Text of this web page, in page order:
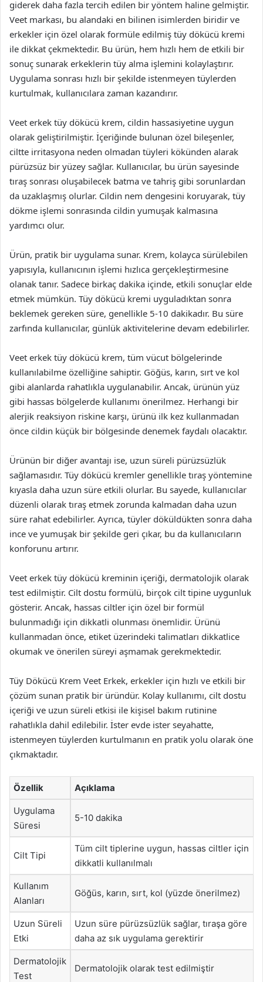
giderek daha fazla tercih edilen bir yöntem haline gelmiştir.
Veet markası, bu alandaki en bilinen isimlerden biridir ve
erkekler için özel olarak formüle edilmiş tüy dökücü kremi
ile dikkat çekmektedir. Bu ürün, hem hızlı hem de etkili bir
sonuç sunarak erkeklerin tüy alma işlemini kolaylaştırır.
Uygulama sonrası hızlı bir şekilde istenmeyen tüylerden
kurtulmak, kullanıcılara zaman kazandırır.
Veet erkek tüy dökücü krem, cildin hassasiyetine uygun
olarak geliştirilmiştir. İçeriğinde bulunan özel bileşenler,
ciltte irritasyona neden olmadan tüyleri kökünden alarak
pürüzsüz bir yüzey sağlar. Kullanıcılar, bu ürün sayesinde
tıraş sonrası oluşabilecek batma ve tahriş gibi sorunlardan
da uzaklaşmış olurlar. Cildin nem dengesini koruyarak, tüy
dökme işlemi sonrasında cildin yumuşak kalmasına
yardımcı olur.
Ürün, pratik bir uygulama sunar. Krem, kolayca sürülebilen
yapısıyla, kullanıcının işlemi hızlıca gerçekleştirmesine
olanak tanır. Sadece birkaç dakika içinde, etkili sonuçlar elde
etmek mümkün. Tüy dökücü kremi uyguladıktan sonra
beklemek gereken süre, genellikle 5-10 dakikadır. Bu süre
zarfında kullanıcılar, günlük aktivitelerine devam edebilirler.
Veet erkek tüy dökücü krem, tüm vücut bölgelerinde
kullanılabilme özelliğine sahiptir. Göğüs, karın, sırt ve kol
gibi alanlarda rahatlıkla uygulanabilir. Ancak, ürünün yüz
gibi hassas bölgelerde kullanımı önerilmez. Herhangi bir
alerjik reaksiyon riskine karşı, ürünü ilk kez kullanmadan
önce cildin küçük bir bölgesinde denemek faydalı olacaktır.
Ürünün bir diğer avantajı ise, uzun süreli pürüzsüzlük
sağlamasıdır. Tüy dökücü kremler genellikle tıraş yöntemine
kıyasla daha uzun süre etkili olurlar. Bu sayede, kullanıcılar
düzenli olarak tıraş etmek zorunda kalmadan daha uzun
süre rahat edebilirler. Ayrıca, tüyler döküldükten sonra daha
ince ve yumuşak bir şekilde geri çıkar, bu da kullanıcıların
konforunu artırır.
Veet erkek tüy dökücü kreminin içeriği, dermatolojik olarak
test edilmiştir. Cilt dostu formülü, birçok cilt tipine uygunluk
gösterir. Ancak, hassas ciltler için özel bir formül
bulunmadığı için dikkatli olunması önemlidir. Ürünü
kullanmadan önce, etiket üzerindeki talimatları dikkatlice
okumak ve önerilen süreyi aşmamak gerekmektedir.
Tüy Dökücü Krem Veet Erkek, erkekler için hızlı ve etkili bir
çözüm sunan pratik bir üründür. Kolay kullanımı, cilt dostu
içeriği ve uzun süreli etkisi ile kişisel bakım rutinine
rahatlıkla dahil edilebilir. İster evde ister seyahatte,
istenmeyen tüylerden kurtulmanın en pratik yolu olarak öne
çıkmaktadır.
Özellik Açıklama
Uygulama
Süresi
5-10 dakika
Cilt Tipi
Tüm cilt tiplerine uygun, hassas ciltler için
dikkatli kullanılmalı
Kullanım
Alanları
Göğüs, karın, sırt, kol (yüzde önerilmez)
Uzun Süreli
Etki
Uzun süre pürüzsüzlük sağlar, tıraşa göre
daha az sık uygulama gerektirir
Dermatolojik
Test
Dermatolojik olarak test edilmiştir